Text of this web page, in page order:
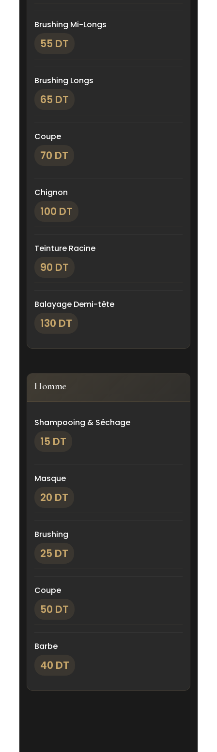
Brushing Mi-Longs
55 DT
Brushing Longs
65 DT
Coupe
70 DT
Chignon
100 DT
Teinture Racine
90 DT
Balayage Demi-tête
130 DT
Homme
Shampooing & Séchage
15 DT
Masque
20 DT
Brushing
25 DT
Coupe
50 DT
Barbe
40 DT